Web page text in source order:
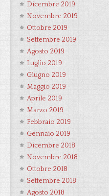
Dicembre 2019
Novembre 2019
Ottobre 2019
Settembre 2019
Agosto 2019
Luglio 2019
Giugno 2019
Maggio 2019
Aprile 2019
Marzo 2019
Febbraio 2019
Gennaio 2019
Dicembre 2018
Novembre 2018
Ottobre 2018
Settembre 2018
Agosto 2018